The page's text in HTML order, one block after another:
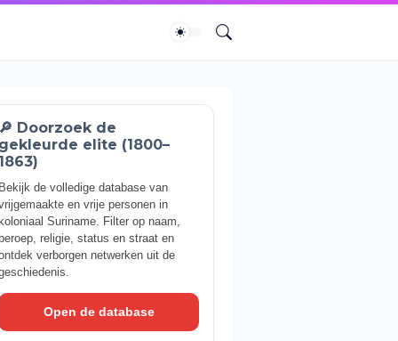
🔎 Doorzoek de
gekleurde elite (1800–
1863)
Bekijk de volledige database van
en vrije personen in
koloniaal Suriname. Filter op naam,
beroep, religie, status en straat en
verborgen netwerken uit de
Open de database